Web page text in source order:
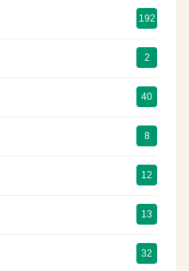
192
2
40
8
12
13
32